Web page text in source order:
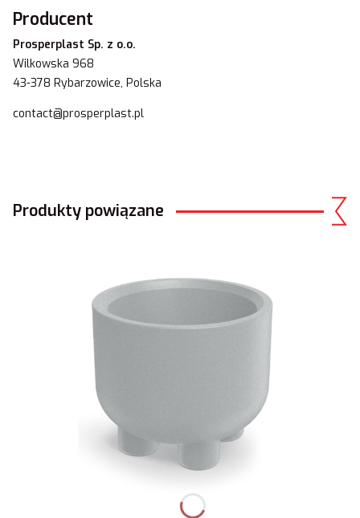
Producent
Prosperplast Sp. z o.o.
Wilkowska 968
43-378 Rybarzowice, Polska
contact@prosperplast.pl
Produkty powiązane